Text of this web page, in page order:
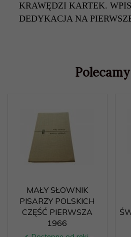
KRAWĘDZI KARTEK.
DEDYKACJA NA
Polecamy
MAŁY SŁOWNIK
PISARZY POLSKICH
CZĘŚĆ PIERWSZA
1966